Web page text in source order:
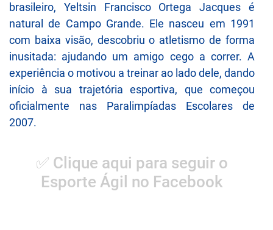
brasileiro, Yeltsin Francisco Ortega Jacques é
natural de Campo Grande. Ele nasceu em 1991
com baixa visão, descobriu o atletismo de forma
inusitada: ajudando um amigo cego a correr. A
experiência o motivou a treinar ao lado dele, dando
início à sua trajetória esportiva, que começou
oficialmente nas Paralimpíadas Escolares de
2007.
✅ Clique aqui para seguir o
Esporte Ágil no Facebook